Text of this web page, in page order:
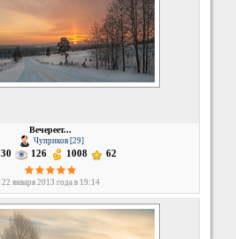
Вечереет...
Чуприков [29]
30 126 1008 62
22 января 2013 года в 19:14